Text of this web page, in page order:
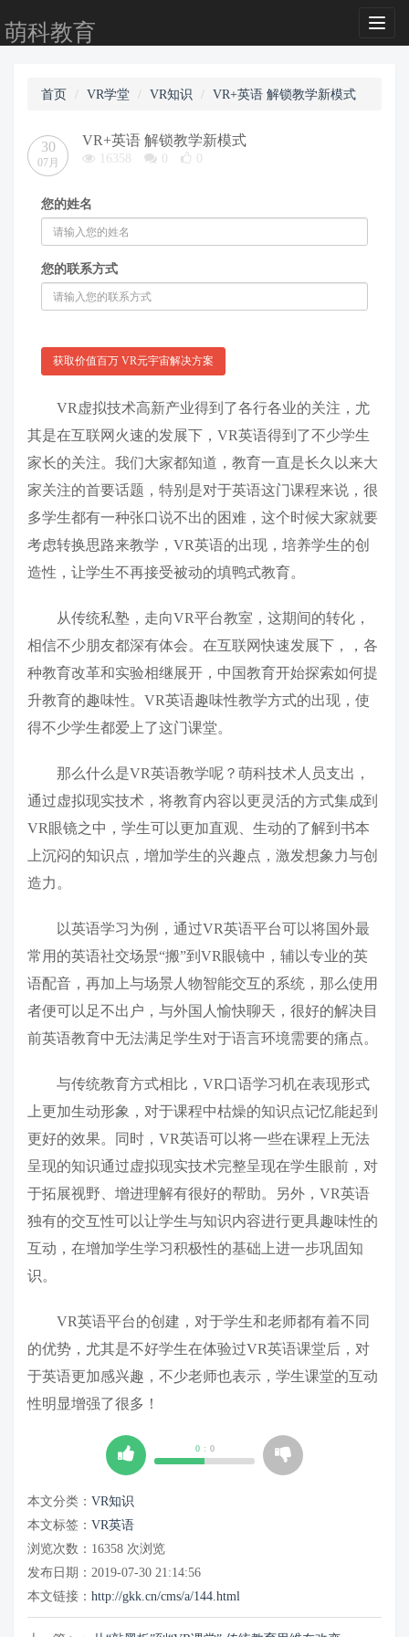
萌科教育
首页 VR学堂 VR知识 VR+英语 解锁教学新模式
30
07月
VR+英语 解锁教学新模式
16358 0 0
您的姓名
您的联系方式
获取价值百万 VR元宇宙解决方案
VR虚拟技术高新产业得到了各行各业的关注，尤
其是在互联网火速的发展下，VR英语得到了不少学生
家长的关注。我们大家都知道，教育一直是长久以来大
家关注的首要话题，特别是对于英语这门课程来说，很
多学生都有一种张口说不出的困难，这个时候大家就要
考虑转换思路来教学，VR英语的出现，培养学生的创
造性，让学生不再接受被动的填鸭式教育。
从传统私塾，走向VR平台教室，这期间的转化，
相信不少朋友都深有体会。在互联网快速发展下，，各
种教育改革和实验相继展开，中国教育开始探索如何提
升教育的趣味性。VR英语趣味性教学方式的出现，使
得不少学生都爱上了这门课堂。
那么什么是VR英语教学呢？萌科技术人员支出，
通过虚拟现实技术，将教育内容以更灵活的方式集成到
VR眼镜之中，学生可以更加直观、生动的了解到书本
上沉闷的知识点，增加学生的兴趣点，激发想象力与创
造力。
以英语学习为例，通过VR英语平台可以将国外最
常用的英语社交场景“搬”到VR眼镜中，辅以专业的英
语配音，再加上与场景人物智能交互的系统，那么使用
者便可以足不出户，与外国人愉快聊天，很好的解决目
前英语教育中无法满足学生对于语言环境需要的痛点。
与传统教育方式相比，VR口语学习机在表现形式
上更加生动形象，对于课程中枯燥的知识点记忆能起到
更好的效果。同时，VR英语可以将一些在课程上无法
呈现的知识通过虚拟现实技术完整呈现在学生眼前，对
于拓展视野、增进理解有很好的帮助。另外，VR英语
独有的交互性可以让学生与知识内容进行更具趣味性的
互动，在增加学生学习积极性的基础上进一步巩固知
识。
VR英语平台的创建，对于学生和老师都有着不同
的优势，尤其是不好学生在体验过VR英语课堂后，对
于英语更加感兴趣，不少老师也表示，学生课堂的互动
性明显增强了很多！
0 : 0
本文分类： VR知识
本文标签： VR英语
浏览次数： 16358 次浏览
发布日期：2019-07-30 21:14:56
本文链接： http://gkk.cn/cms/a/144.html